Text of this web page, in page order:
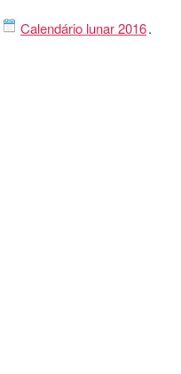
Calendário lunar 2016.